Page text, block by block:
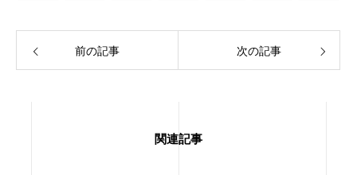
前の記事 次の記事
関連記事